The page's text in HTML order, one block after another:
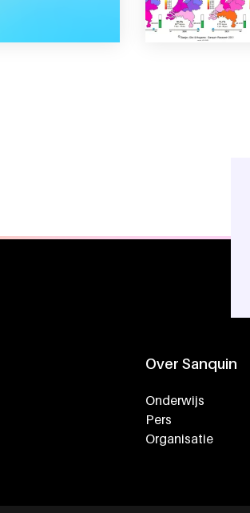
Over Sanquin
Onderwijs
Pers
Organisatie